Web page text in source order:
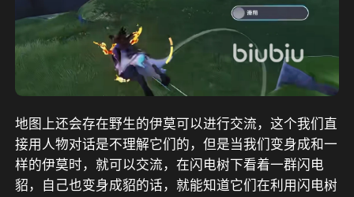
地图上还会存在野生的伊莫可以进行交流，这个我们直
接用人物对话是不理解它们的，但是当我们变身成和一
样的伊莫时，就可以交流，在闪电树下看着一群闪电
貂，自己也变身成貂的话，就能知道它们在利用闪电树